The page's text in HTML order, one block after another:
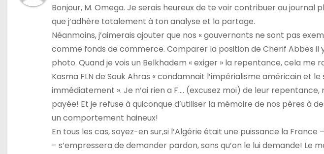
d
Bonjour, M. Omega. Je serais heureux de te voir contribuer au journal
que j’adhère totalement à ton analyse et la partage.
Néanmoins, j’aimerais ajouter que nos « gouvernants ne sont pas
comme fonds de commerce. Comparer la position de Cherif Abbes il y
photo. Quand je vois un Belkhadem « exiger » la repentance, cela me
Kasma FLN de Souk Ahras « condamnait l’impérialisme américain et
immédiatement ». Je n’ai rien a F…. (excusez moi) de leur
payée! Et je refuse à quiconque d’utiliser la mémoire de nos pères à
un comportement haineux!
En tous les cas, soyez-en sur,si l’Algérie était une puissance la
– s’empressera de demander pardon, sans qu’on le lui demande! Le